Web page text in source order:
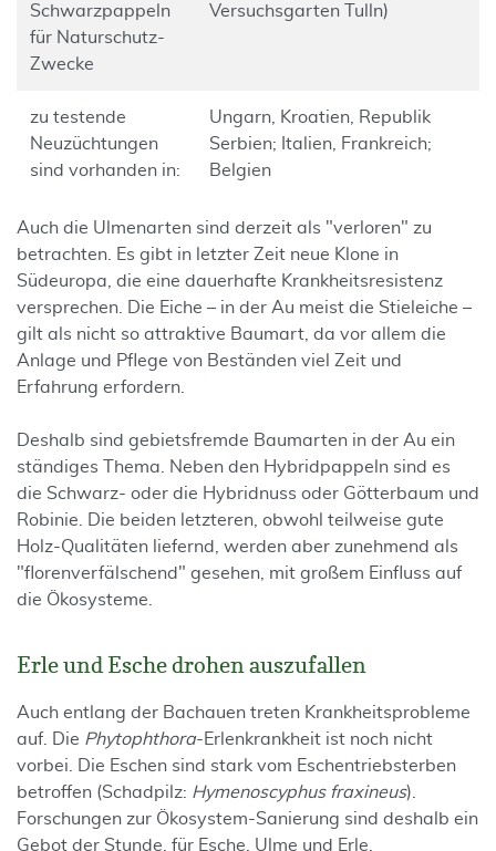
Schwarzpappeln
für Naturschutz-
Zwecke
Versuchsgarten Tulln)
zu testende
Neuzüchtungen
sind vorhanden in:
Ungarn, Kroatien, Republik
Serbien; Italien, Frankreich;
Belgien
Auch die Ulmenarten sind derzeit als "verloren" zu
betrachten. Es gibt in letzter Zeit neue Klone in
Südeuropa, die eine dauerhafte Krankheitsresistenz
versprechen. Die Eiche – in der Au meist die Stieleiche –
gilt als nicht so attraktive Baumart, da vor allem die
Anlage und Pflege von Beständen viel Zeit und
Erfahrung erfordern.
Deshalb sind gebietsfremde Baumarten in der Au ein
ständiges Thema. Neben den Hybridpappeln sind es
die Schwarz- oder die Hybridnuss oder Götterbaum und
Robinie. Die beiden letzteren, obwohl teilweise gute
Holz-Qualitäten liefernd, werden aber zunehmend als
"florenverfälschend" gesehen, mit großem Einfluss auf
die Ökosysteme.
Erle und Esche drohen auszufallen
Auch entlang der Bachauen treten Krankheitsprobleme
auf. Die Phytophthora-Erlenkrankheit ist noch nicht
vorbei. Die Eschen sind stark vom Eschentriebsterben
betroffen (Schadpilz: Hymenoscyphus fraxineus).
Forschungen zur Ökosystem-Sanierung sind deshalb ein
Gebot der Stunde, für Esche, Ulme und Erle.